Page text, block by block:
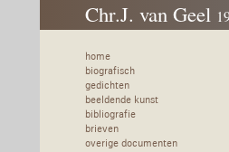
Chr.J. van Geel
home
biografisch
gedichten
beeldende kunst
bibliografie
brieven
overige documenten